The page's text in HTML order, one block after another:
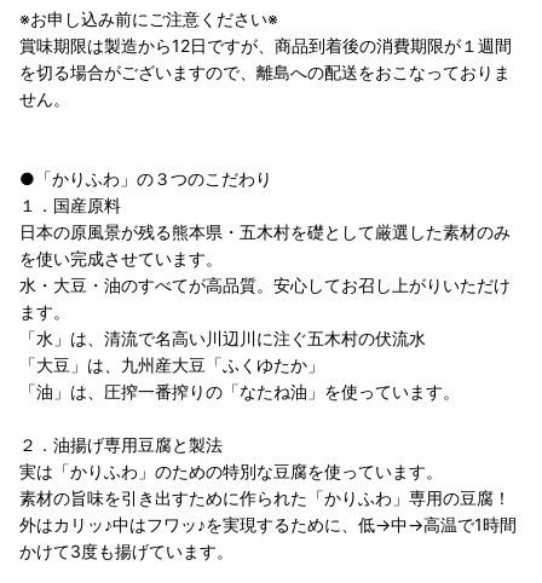
※お申し込み前にご注意ください※
賞味期限は製造から12日ですが、商品到着後の消費期限が１週間
を切る場合がございますので、離島への配送をおこなっておりま
せん。
●「かりふわ」の３つのこだわり
１．国産原料
日本の原風景が残る熊本県・五木村を礎として厳選した素材のみ
を使い完成させています。
水・大豆・油のすべてが高品質。安心してお召し上がりいただけ
ます。
「水」は、清流で名高い川辺川に注ぐ五木村の伏流水
「大豆」は、九州産大豆「ふくゆたか」
「油」は、圧搾一番搾りの「なたね油」を使っています。
２．油揚げ専用豆腐と製法
実は「かりふわ」のための特別な豆腐を使っています。
素材の旨味を引き出すために作られた「かりふわ」専用の豆腐！
外はカリッ♪中はフワッ♪を実現するために、低→中→高温で1時間
かけて3度も揚げています。